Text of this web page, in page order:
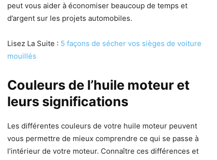
peut vous aider à économiser beaucoup de temps et
d’argent sur les projets automobiles.
Lisez La Suite : 5 façons de sécher vos sièges de voiture
mouillés
Couleurs de l’huile moteur et
leurs significations
Les différentes couleurs de votre huile moteur peuvent
vous permettre de mieux comprendre ce qui se passe à
l’intérieur de votre moteur. Connaître ces différences et